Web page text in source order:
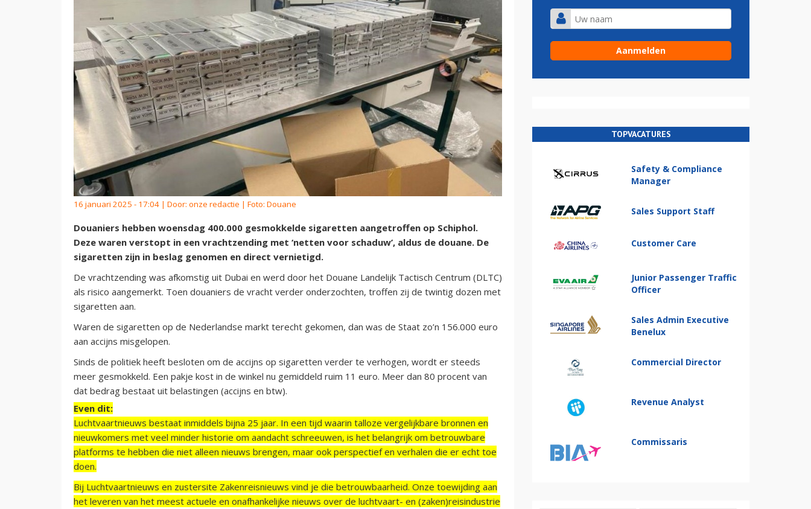
16 januari 2025 - 17:04 | Door: onze redactie | Foto: Douane
Douaniers hebben woensdag 400.000 gesmokkelde sigaretten aangetroffen op Schiphol.
Deze waren verstopt in een vrachtzending met ‘netten voor schaduw’, aldus de douane. De
sigaretten zijn in beslag genomen en direct vernietigd.
De vrachtzending was afkomstig uit Dubai en werd door het Douane Landelijk Tactisch Centrum (DLTC)
als risico aangemerkt. Toen douaniers de vracht verder onderzochten, troffen zij de twintig dozen met
sigaretten aan.
Waren de sigaretten op de Nederlandse markt terecht gekomen, dan was de Staat zo’n 156.000 euro
aan accijns misgelopen.
Sinds de politiek heeft besloten om de accijns op sigaretten verder te verhogen, wordt er steeds
meer gesmokkeld. Een pakje kost in de winkel nu gemiddeld ruim 11 euro. Meer dan 80 procent van
dat bedrag bestaat uit belastingen (accijns en btw).
Even dit:
Luchtvaartnieuws bestaat inmiddels bijna 25 jaar. In een tijd waarin talloze vergelijkbare bronnen en
nieuwkomers met veel minder historie om aandacht schreeuwen, is het belangrijk om betrouwbare
platforms te hebben die niet alleen nieuws brengen, maar ook perspectief en verhalen die er echt toe
doen.
Bij Luchtvaartnieuws en zustersite Zakenreisnieuws vind je die betrouwbaarheid. Onze toewijding aan
het leveren van het meest actuele en onafhankelijke nieuws over de luchtvaart- en (zaken)reisindustrie
TOPVACATURES
Safety & Compliance
Manager
Sales Support Staff
Customer Care
Junior Passenger Traffic
Officer
Sales Admin Executive
Benelux
Commercial Director
Revenue Analyst
Commissaris